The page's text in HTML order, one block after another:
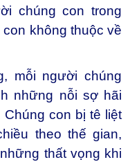
chúng con trong
không thuộc về
mỗi người chúng
những nỗi sợ hãi
con bị tê liệt
theo thế gian,
thất vọng khi